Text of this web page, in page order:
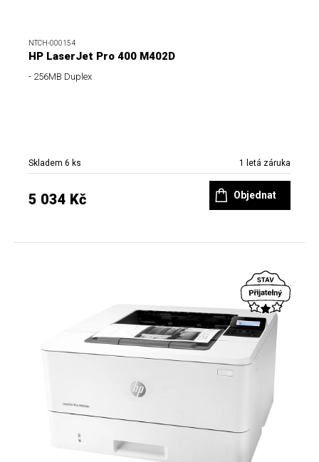
NTCH-000154
HP LaserJet Pro 400 M402D
- 256MB Duplex
Skladem 6 ks 1 letá záruka
5 034 Kč Objednat